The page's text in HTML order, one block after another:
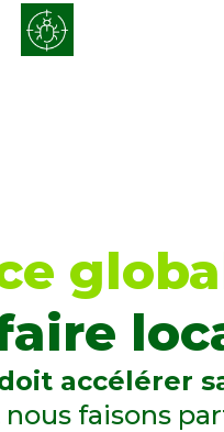
accélérer
faisons